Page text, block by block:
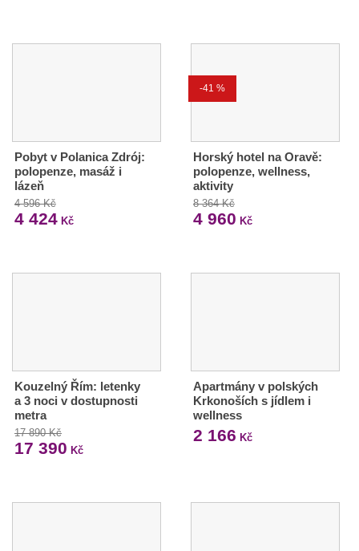
Pobyt v Polanica Zdrój:
polopenze, masáž i
lázeň
4 596 Kč
4 424 Kč
-41 %
Horský hotel na Oravě:
polopenze, wellness,
aktivity
8 364 Kč
4 960 Kč
Kouzelný Řím: letenky
a 3 noci v dostupnosti
metra
17 890 Kč
17 390 Kč
Apartmány v polských
Krkonoších s jídlem i
wellness
2 166 Kč